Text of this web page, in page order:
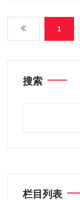
1
搜索
栏目列表